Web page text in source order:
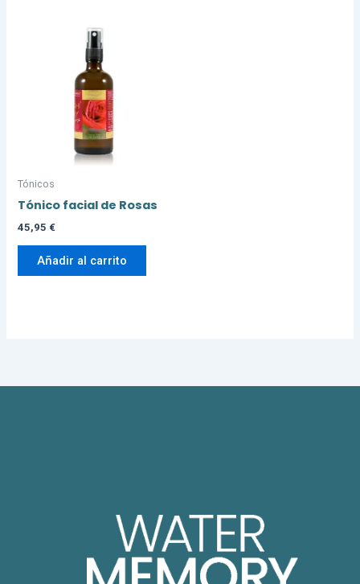
Tónicos
Tónico facial de Rosas
45,95 €
Añadir al carrito